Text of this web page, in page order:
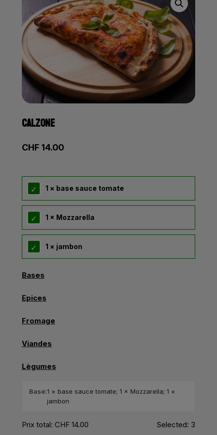
CALZONE
CHF14.00
1 × base sauce tomate
1 × Mozzarella
1 × jambon
Bases
Epices
Fromage
Viandes
Lègumes
Base:1 × base sauce tomate; 1 × Mozzarella; 1 ×
jambon
Prix total: CHF14.00 Selected: 3